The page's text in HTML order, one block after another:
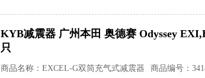
KYB减震器 广州本田 奥德赛 Odyssey
只
商品名称：EXCEL-G双筒充气式减震器
商品编号：